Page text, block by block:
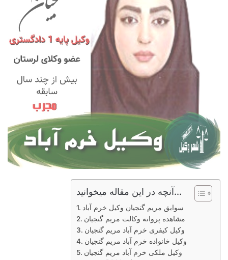
آنچه در این مقاله میخوانید...
سوابق مریم گنجیان وکیل خرم آباد
مشاهده پروانه وکالت مریم گنجیان
وکیل کیفری خرم آباد مریم گنجیان
وکیل خانواده خرم آباد مریم گنجیان
وکیل ملکی خرم آباد مریم گنجیان